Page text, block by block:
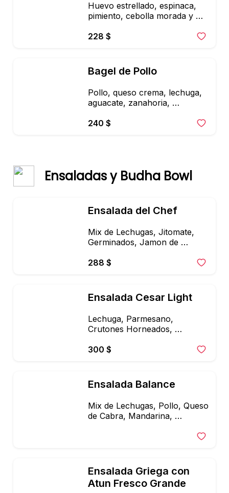
Huevo estrellado, espinaca,
pimiento, cebolla morada y
228 $
Bagel de Pollo
Pollo, queso crema, lechuga,
aguacate, zanahoria,
light
240 $
Ensaladas y Budha Bowl
Ensalada del Chef
Mix de Lechugas, Jitomate,
Germinados, Jamon de
Pechuga de pollo, Zanahoria,
288 $
Ensalada Cesar Light
Lechuga, Parmesano,
Crutones Horneados,
Cesar Light.
300 $
Ensalada Balance
Mix de Lechugas, Pollo, Queso
de Cabra, Mandarina,
Ensalada Griega con
Atun Fresco Grande